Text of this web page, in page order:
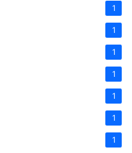
1
1
1
1
1
1
1